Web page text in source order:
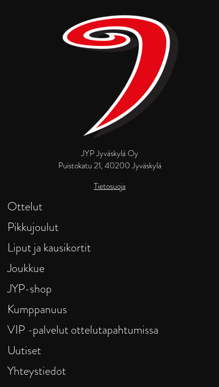
JYP Jyväskylä Oy
Puistokatu 21, 40200 Jyväskylä
Tietosuoja
Ottelut
Pikkujoulut
Liput ja kausikortit
Joukkue
JYP-shop
Kumppanuus
VIP -palvelut ottelutapahtumissa
Uutiset
Yhteystiedot